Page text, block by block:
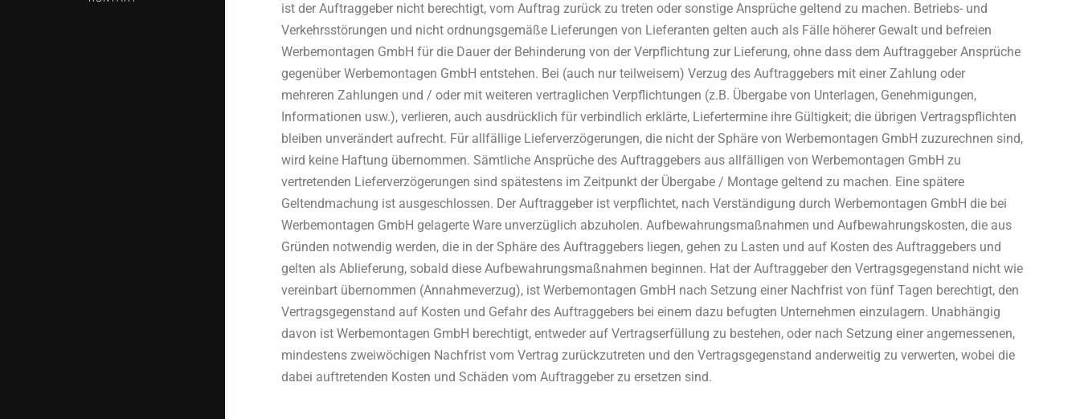
ist der Auftraggeber nicht berechtigt, vom Auftrag zurück zu treten oder sonstige Ansprüche geltend zu machen. Betriebs- und
Verkehrsstörungen und nicht ordnungsgemäße Lieferungen von Lieferanten gelten auch als Fälle höherer Gewalt und befreien
Werbemontagen GmbH für die Dauer der Behinderung von der Verpflichtung zur Lieferung, ohne dass dem Auftraggeber Ansprüche
gegenüber Werbemontagen GmbH entstehen. Bei (auch nur teilweisem) Verzug des Auftraggebers mit einer Zahlung oder
mehreren Zahlungen und / oder mit weiteren vertraglichen Verpflichtungen (z.B. Übergabe von Unterlagen, Genehmigungen,
Informationen usw.), verlieren, auch ausdrücklich für verbindlich erklärte, Liefertermine ihre Gültigkeit; die übrigen Vertragspflichten
bleiben unverändert aufrecht. Für allfällige Lieferverzögerungen, die nicht der Sphäre von Werbemontagen GmbH zuzurechnen sind,
wird keine Haftung übernommen. Sämtliche Ansprüche des Auftraggebers aus allfälligen von Werbemontagen GmbH zu
vertretenden Lieferverzögerungen sind spätestens im Zeitpunkt der Übergabe / Montage geltend zu machen. Eine spätere
Geltendmachung ist ausgeschlossen. Der Auftraggeber ist verpflichtet, nach Verständigung durch Werbemontagen GmbH die bei
Werbemontagen GmbH gelagerte Ware unverzüglich abzuholen. Aufbewahrungsmaßnahmen und Aufbewahrungskosten, die aus
Gründen notwendig werden, die in der Sphäre des Auftraggebers liegen, gehen zu Lasten und auf Kosten des Auftraggebers und
gelten als Ablieferung, sobald diese Aufbewahrungsmaßnahmen beginnen. Hat der Auftraggeber den Vertragsgegenstand nicht wie
vereinbart übernommen (Annahmeverzug), ist Werbemontagen GmbH nach Setzung einer Nachfrist von fünf Tagen berechtigt, den
Vertragsgegenstand auf Kosten und Gefahr des Auftraggebers bei einem dazu befugten Unternehmen einzulagern. Unabhängig
davon ist Werbemontagen GmbH berechtigt, entweder auf Vertragserfüllung zu bestehen, oder nach Setzung einer angemessenen,
mindestens zweiwöchigen Nachfrist vom Vertrag zurückzutreten und den Vertragsgegenstand anderweitig zu verwerten, wobei die
dabei auftretenden Kosten und Schäden vom Auftraggeber zu ersetzen sind.